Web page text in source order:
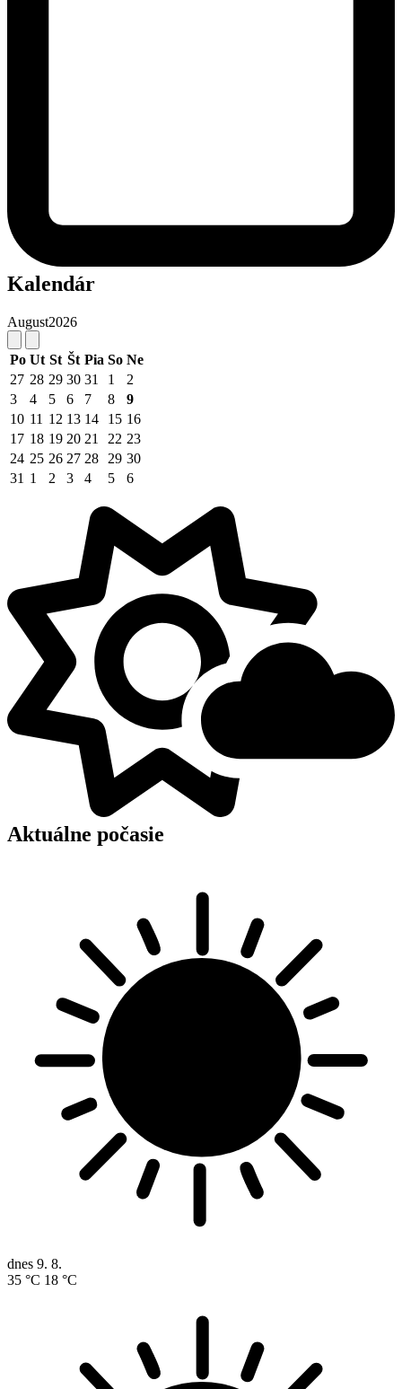
Kalendár
August2026
Po Ut St Št Pia So Ne
27 28 29 30 31 1
2
3
4 5 6 7 8
9
10 11 12 13 14 15 16
17 18 19 20 21 22 23
24 25 26 27 28 29 30
31 1 2 3 4 5 6
Aktuálne počasie
dnes 9. 8.
35 °C 18 °C